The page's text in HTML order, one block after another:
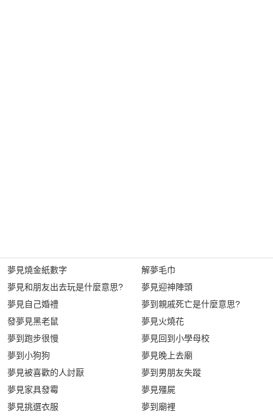
夢見燒金紙數字
夢見和朋友出去玩是什麼意思?
夢見自己婚禮
發夢見黑老鼠
夢到跑步很慢
夢到小狗狗
夢見被喜歡的人討厭
夢見家具發霉
夢見挑選衣服
解夢毛巾
夢見迎神陣頭
夢到親戚死亡是什麼意思?
夢見火燒花
夢見回到小學母校
夢見晚上去廟
夢到男朋友失蹤
夢見殭屍
夢到廟裡